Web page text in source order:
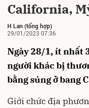
California,
H Lan(tổng hợp)
29/01/2023 07:36
Ngày 28/1, ít nhất
người khác bị
bằng súng ở bang
Giới chức địa